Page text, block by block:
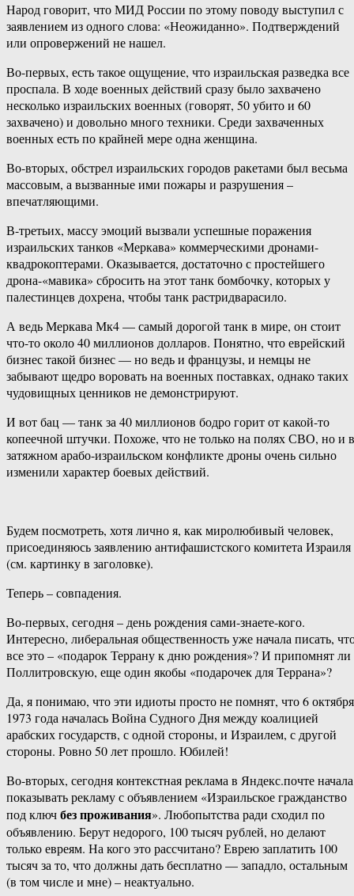
Народ говорит, что МИД России по этому поводу выступил с
заявлением из одного слова: «Неожиданно». Подтверждений
или опровержений не нашел.
Во-первых, есть такое ощущение, что израильская разведка все
проспала. В ходе военных действий сразу было захвачено
несколько израильских военных (говорят, 50 убито и 60
захвачено) и довольно много техники. Среди захваченных
военных есть по крайней мере одна женщина.
Во-вторых, обстрел израильских городов ракетами был весьма
массовым, а вызванные ими пожары и разрушения –
впечатляющими.
В-третьих, массу эмоций вызвали успешные поражения
израильских танков «Меркава» коммерческими дронами-
квадрокоптерами. Оказывается, достаточно с простейшего
дрона-«мавика» сбросить на этот танк бомбочку, которых у
палестинцев дохрена, чтобы танк растридварасило.
А ведь Меркава Мк4 — самый дорогой танк в мире, он стоит
что-то около 40 миллионов долларов. Понятно, что еврейский
бизнес такой бизнес — но ведь и французы, и немцы не
забывают щедро воровать на военных поставках, однако таких
чудовищных ценников не демонстрируют.
И вот бац — танк за 40 миллионов бодро горит от какой-то
копеечной штучки. Похоже, что не только на полях СВО, но и в
затяжном арабо-израильском конфликте дроны очень сильно
изменили характер боевых действий.
Будем посмотреть, хотя лично я, как миролюбивый человек,
присоединяюсь заявлению антифашистского комитета Израиля
(см. картинку в заголовке).
Теперь – совпадения.
Во-первых, сегодня – день рождения сами-знаете-кого.
Интересно, либеральная общественность уже начала писать,
все это – «подарок Террану к дню рождения»? И припомнят ли
Поллитровскую, еще один якобы «подарочек для Террана»?
Да, я понимаю, что эти идиоты просто не помнят, что 6 октября
1973 года началась Война Судного Дня между коалицией
арабских государств, с одной стороны, и Израилем, с другой
стороны. Ровно 50 лет прошло. Юбилей!
Во-вторых, сегодня контекстная реклама в Яндекс.почте начала
показывать рекламу с объявлением «Израильское гражданство
под ключбез проживания». Любопытства ради сходил по
объявлению. Берут недорого, 100 тысяч рублей, но делают
только евреям. На кого это рассчитано? Еврею заплатить 100
тысяч за то, что должны дать бесплатно — западло, остальным
(в том числе и мне) – неактуально.